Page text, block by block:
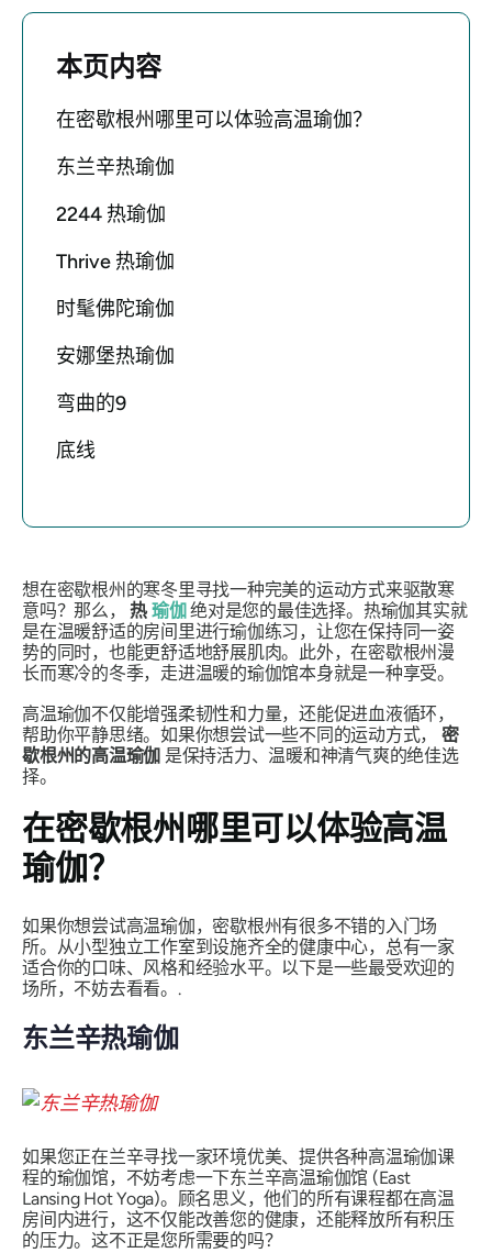
本页内容
在密歇根州哪里可以体验高温瑜伽？
东兰辛热瑜伽
2244 热瑜伽
Thrive 热瑜伽
时髦佛陀瑜伽
安娜堡热瑜伽
弯曲的9
底线
想在密歇根州的寒冬里寻找一种完美的运动方式来驱散寒
意吗？那么，热瑜伽绝对是您的最佳选择。热瑜伽其实就
是在温暖舒适的房间里进行瑜伽练习，让您在保持同一姿
势的同时，也能更舒适地舒展肌肉。此外，在密歇根州漫
长而寒冷的冬季，走进温暖的瑜伽馆本身就是一种享受。
高温瑜伽不仅能增强柔韧性和力量，还能促进血液循环，
帮助你平静思绪。如果你想尝试一些不同的运动方式，密
歇根州的高温瑜伽 是保持活力、温暖和神清气爽的绝佳选
择。
在密歇根州哪里可以体验高温
瑜伽？
如果你想尝试高温瑜伽，密歇根州有很多不错的入门场
所。从小型独立工作室到设施齐全的健康中心，总有一家
适合你的口味、风格和经验水平。以下是一些最受欢迎的
场所，不妨去看看。.
东兰辛热瑜伽
如果您正在兰辛寻找一家环境优美、提供各种高温瑜伽课
程的瑜伽馆，不妨考虑一下东兰辛高温瑜伽馆 (East
Lansing Hot Yoga)。顾名思义，他们的所有课程都在高温
房间内进行，这不仅能改善您的健康，还能释放所有积压
的压力。这不正是您所需要的吗？